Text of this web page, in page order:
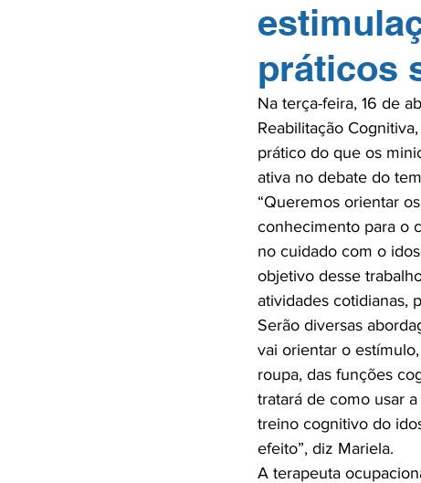
práticos
Na terça-feira, 16 de
Reabilitação
prático do que os
ativa no debate do
“Queremos orientar
conhecimento para o
no cuidado com o
objetivo desse
atividades cotidianas,
Serão diversas
vai orientar o
roupa, das funções
tratará de como usar
treino cognitivo do
efeito”, diz Mariela.
A terapeuta